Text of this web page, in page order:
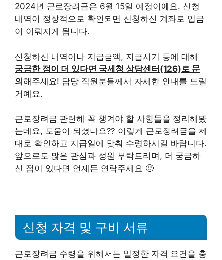
2024년 근로장려금은 6월 15일 예정이에요. 신청
내역이 정상적으로 확인되면 신청하신 계좌로 입금
이 이뤄지게 됩니다.
신청하신 내역이나 지급금액, 지급시기 등에 대해
궁금한 점이 더 있다면 국세청 상담센터(126)로 문
의해주세요! 담당 직원분들께서 자세한 안내를 드릴
거예요.
근로장려금 관련해 꼭 챙겨야 할 사항들을 정리해봤
는데요, 도움이 되셨나요?? 이렇게 근로장려금을 제
대로 확인하고 지급일에 맞춰 수령하시길 바랍니다.
앞으로도 많은 관심과 성원 부탁드리며, 더 궁금하
신 점이 있다면 언제든 연락주세요 🙂
신청 자격 및 구비 서류
근로장려금 수령을 위해서는 일정한 자격 요건을 충